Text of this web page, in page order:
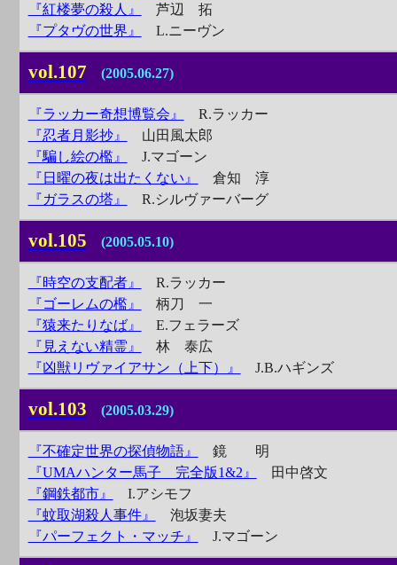
『紅楼夢の殺人』
芦辺 拓
『プタヴの世界』
L.ニーヴン
vol.107 (2005.06.27)
『ラッカー奇想博覧会』
R.ラッカー
『忍者月影抄』
山田風太郎
『騙し絵の檻』
J.マゴーン
『日曜の夜は出たくない』
倉知 淳
『ガラスの塔』
R.シルヴァーバーグ
vol.105 (2005.05.10)
『時空の支配者』
R.ラッカー
『ゴーレムの檻』
柄刀 一
『猿来たりなば』
E.フェラーズ
『見えない精霊』
林 泰広
『凶獣リヴァイアサン（上下）』
J.B.ハギンズ
vol.103 (2005.03.29)
『不確定世界の探偵物語』
鏡 明
『UMAハンター馬子 完全版1&2』
田中啓文
『鋼鉄都市』
I.アシモフ
『蚊取湖殺人事件』
泡坂妻夫
『パーフェクト・マッチ』
J.マゴーン